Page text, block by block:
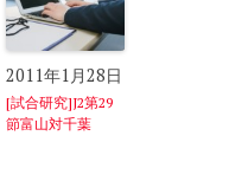
2011年1月28日
[試合研究]J2第29
節富山対千葉